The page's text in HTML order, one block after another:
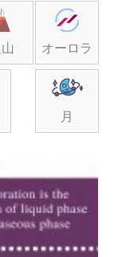
オーロラ
月